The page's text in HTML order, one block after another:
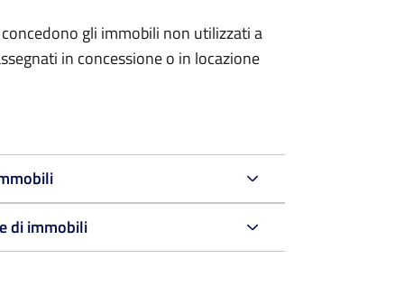
gli immobili non utilizzati a
in concessione o in locazione
di immobili